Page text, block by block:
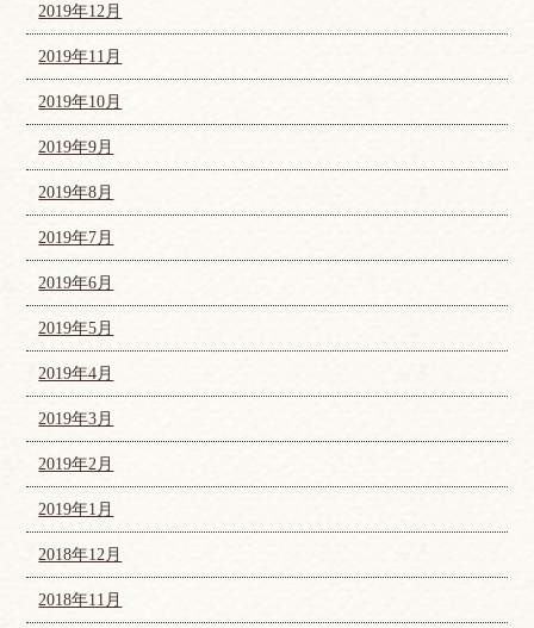
2019年12月
2019年11月
2019年10月
2019年9月
2019年8月
2019年7月
2019年6月
2019年5月
2019年4月
2019年3月
2019年2月
2019年1月
2018年12月
2018年11月